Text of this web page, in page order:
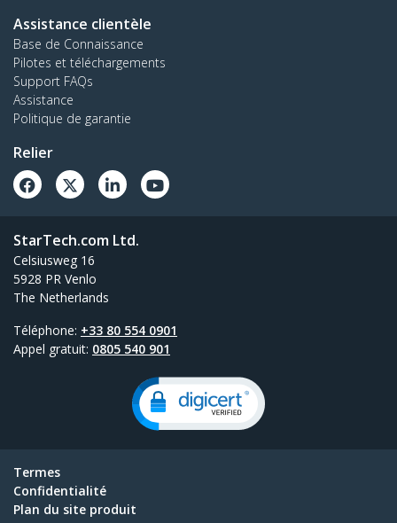
Assistance clientèle
Base de Connaissance
Pilotes et téléchargements
Support FAQs
Assistance
Politique de garantie
Relier
StarTech.com Ltd.
Celsiusweg 16
5928 PR Venlo
The Netherlands
Téléphone: +33 80 554 0901
Appel gratuit: 0805 540 901
Termes
Confidentialité
Plan du site produit